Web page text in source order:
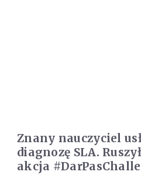
Znany nauczyciel
diagnozę SLA.
akcja